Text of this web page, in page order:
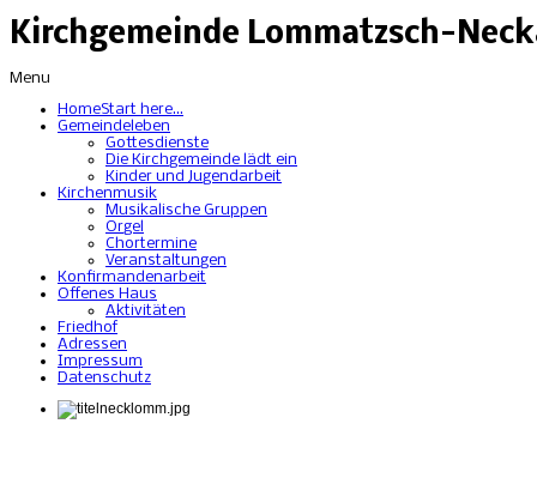
Kirchgemeinde Lommatzsch-
Menu
HomeStart here...
Gemeindeleben
Gottesdienste
Die Kirchgemeinde lädt ein
Kinder und Jugendarbeit
Kirchenmusik
Musikalische Gruppen
Orgel
Chortermine
Veranstaltungen
Konfirmandenarbeit
Offenes Haus
Aktivitäten
Friedhof
Adressen
Impressum
Datenschutz